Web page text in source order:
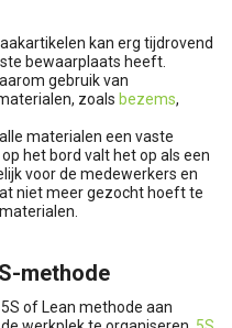
kan erg tijdrovend
bewaarplaats heeft.
gebruik van
zoals bezems,
materialen een vaste
het bord valt het op als een
voor de medewerkers en
niet meer gezocht hoeft te
methode
of Lean methode aan